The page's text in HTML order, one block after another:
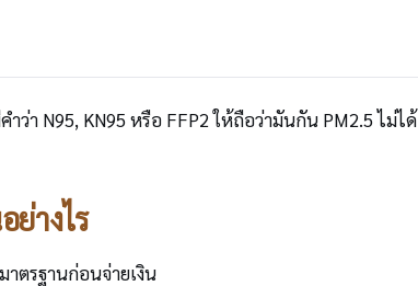
า N95, KN95 หรือ FFP2 ให้ถือว่ามันกัน PM2.5 ไม่ได้
ย่างไร
ตรฐานก่อนจ่ายเงิน